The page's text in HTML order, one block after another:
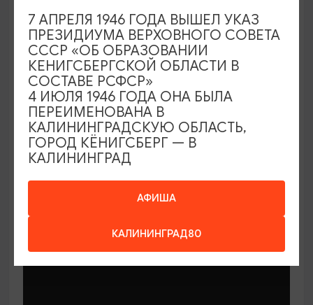
МАСТЕР-КЛАССЫ
Мастер-классы по керамике Елены
Бодяковой
Калининград, ул. Баранова, 45
АФИША
КАЛИНИНГРАД80
7 АПРЕЛЯ 1946 ГОДА ВЫШЕЛ УКАЗ
ПРЕЗИДИУМА ВЕРХОВНОГО СОВЕТА
СССР «ОБ ОБРАЗОВАНИИ
КЕНИГСБЕРГСКОЙ ОБЛАСТИ В
СОСТАВЕ РСФСР»
4 ИЮЛЯ 1946 ГОДА ОНА БЫЛА
ПЕРЕИМЕНОВАНА В
КАЛИНИНГРАДСКУЮ ОБЛАСТЬ,
ГОРОД КЁНИГСБЕРГ — В
КАЛИНИНГРАД